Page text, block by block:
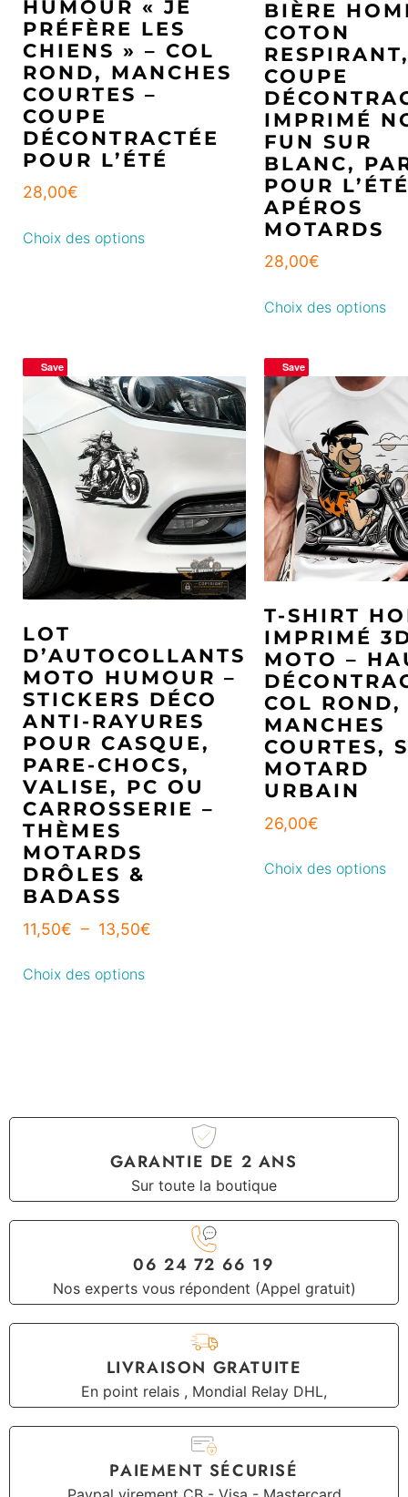
HUMOUR « JE
PRÉFÈRE LES
CHIENS » – COL
ROND, MANCHES
COURTES –
COUPE
DÉCONTRACTÉE
POUR L’ÉTÉ
28,00€
Choix des options
BIÈRE
COTON
COUPE
IMPRIMÉ
FUN SUR
BLANC,
POUR
APÉROS
MOTARDS
28,00€
Choix des options
Save
LOT
D’AUTOCOLLANTS
MOTO HUMOUR –
STICKERS DÉCO
ANTI-RAYURES
POUR CASQUE,
PARE-CHOCS,
VALISE, PC OU
CARROSSERIE –
THÈMES
MOTARDS
DRÔLES &
BADASS
11,50€ – 13,50€
Choix des options
Save
T-SHIRT
IMPRIMÉ
MOTO –
COL ROND,
MANCHES
COURTES,
MOTARD
URBAIN
26,00€
Choix des options
GARANTIE DE 2 ANS
Sur toute la boutique
06 24 72 66 19
Nos experts vous répondent (Appel gratuit)
LIVRAISON GRATUITE
En point relais , Mondial Relay DHL,
PAIEMENT SÉCURISÉ